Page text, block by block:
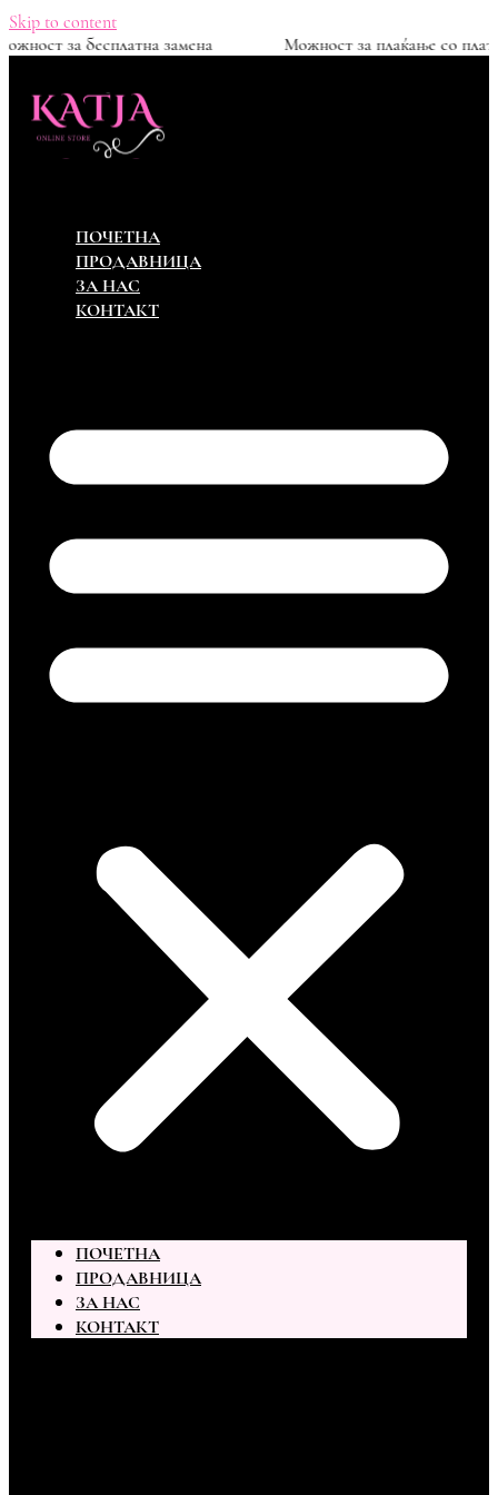
Skip to content
Можност за бесплатна замена Можност за
ПОЧЕТНА
ПРОДАВНИЦА
ЗА НАС
КОНТАКТ
ПОЧЕТНА
ПРОДАВНИЦА
ЗА НАС
КОНТАКТ